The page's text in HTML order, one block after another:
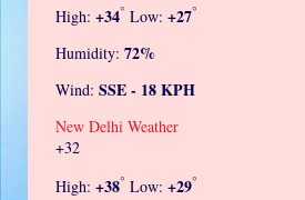
High: +34° Low: +27°
Humidity: 72%
Wind: SSE - 18 KPH
New Delhi Weather
+32
High: +38° Low: +29°